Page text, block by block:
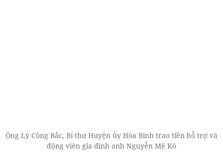
Ông Lý Công Bắc, Bí thư Huyện ủy Hòa Bình trao tiền hỗ trợ và
động viên gia đình anh Nguyễn Mê Kô